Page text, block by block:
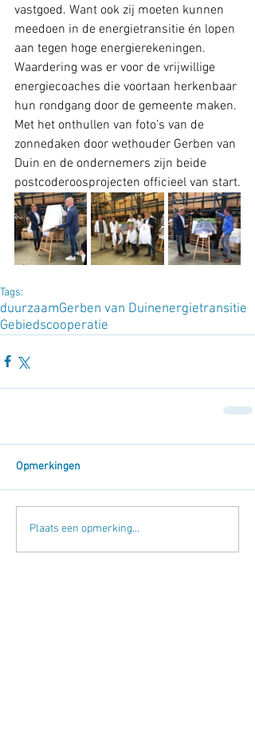
vastgoed. Want ook zij moeten kunnen
meedoen in de energietransitie én lopen
aan tegen hoge energierekeningen.
Waardering was er voor de vrijwillige
energiecoaches die voortaan herkenbaar
hun rondgang door de gemeente maken.
Met het onthullen van foto’s van de
zonnedaken door wethouder Gerben van
Duin en de ondernemers zijn beide
postcoderoosprojecten officieel van start.
Tags:
duurzaamGerben van Duinenergietransitie
Gebiedscooperatie
Opmerkingen
Plaats een opmerking...